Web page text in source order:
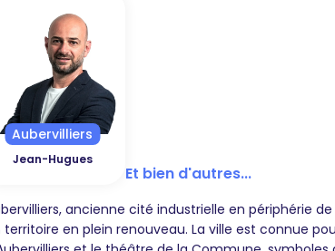
Aubervilliers
Jean-Hugues
Et bien d'autres...
ancienne cité industrielle en périphérie de
territoire en plein renouveau. La ville est connue